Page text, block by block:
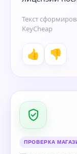
Текст
KeyCheap
👍 👎
ПРОВЕРКА